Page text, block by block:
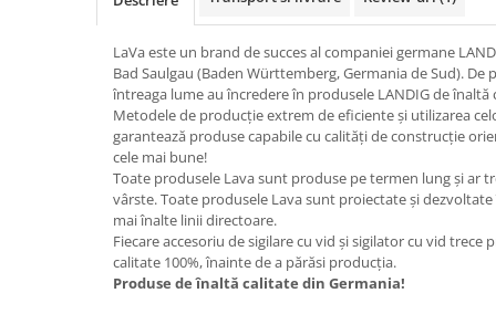
LaVa este un brand de succes al companiei germane
Bad Saulgau (Baden Württemberg, Germania de Sud). De
întreaga lume au încredere în produsele LANDIG de
Metodele de producție extrem de eficiente și utilizarea
garantează produse capabile cu calități de construcție
cele mai bune!
Toate produsele Lava sunt produse pe termen lung și ar
vârste. Toate produsele Lava sunt proiectate și
mai înalte linii directoare.
Fiecare accesoriu de sigilare cu vid și sigilator cu vid
calitate 100%, înainte de a părăsi producția.
Produse de înaltă calitate din Germania!